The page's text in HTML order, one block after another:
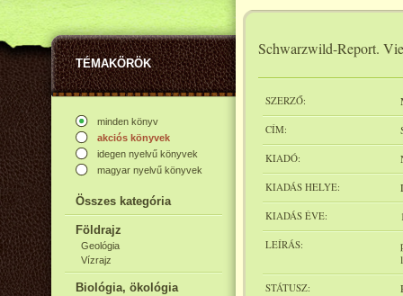
TÉMAKÖRÖK
minden könyv
akciós könyvek
idegen nyelvű könyvek
magyar nyelvű könyvek
Összes kategória
Földrajz
Geológia
Vízrajz
Biológia, ökológia
Schwarzwild-Report.
SZERZŐ:
CÍM:
KIADÓ:
KIADÁS HELYE:
KIADÁS ÉVE:
LEÍRÁS:
STÁTUSZ: